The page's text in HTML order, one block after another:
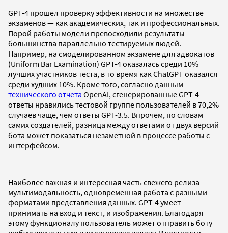
GPT-4 прошел проверку эффективности на множестве
экзаменов — как академических, так и профессиональных.
Порой работы модели превосходили результаты
большинства параллельно тестируемых людей.
Например, на смоделированном экзамене для адвокатов
(Uniform Bar Examination) GPT-4 оказалась среди 10%
лучших участников теста, в то время как ChatGPT оказался
среди худших 10%. Кроме того, согласно данным
технического отчета OpenAI, сгенерированные GPT-4
ответы нравились тестовой группе пользователей в 70,2%
случаев чаще, чем ответы GPT-3.5. Впрочем, по словам
самих создателей, разница между ответами от двух версий
бота может показаться незаметной в процессе работы с
интерфейсом.
Наиболее важная и интересная часть свежего релиза —
мультимодальность, одновременная работа с разными
форматами представления данных. GPT-4 умеет
принимать на вход и текст, и изображения. Благодаря
этому функционалу пользователь может отправить боту